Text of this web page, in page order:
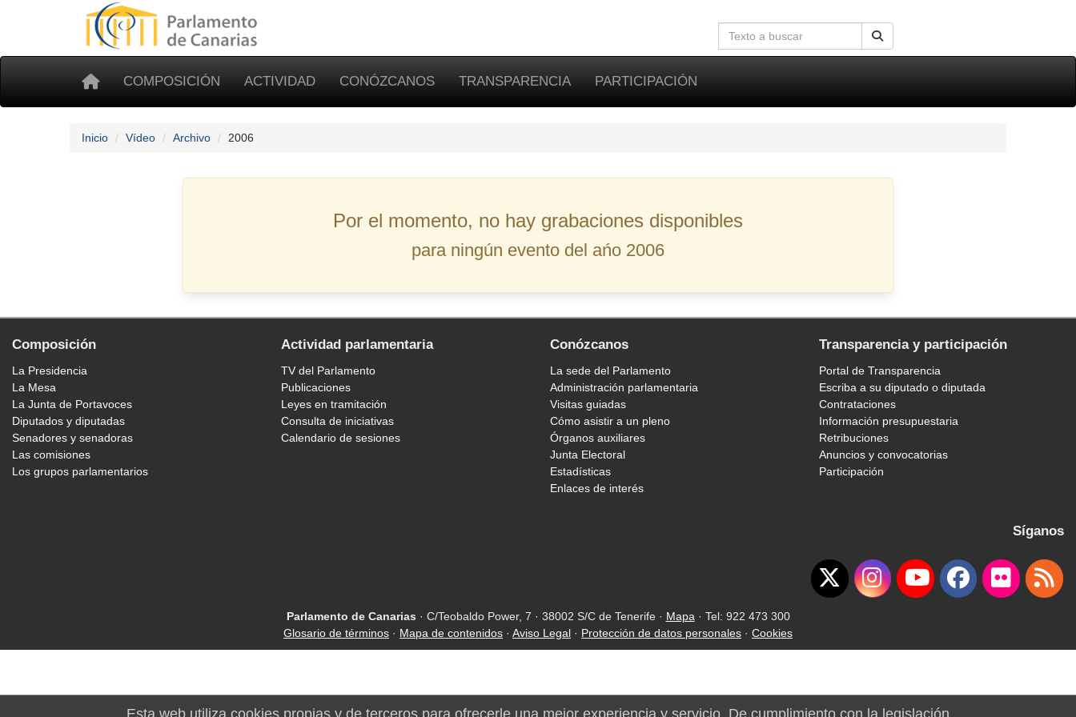
COMPOSICIÓN ACTIVIDAD CONÓZCANOS TRANSPARENCIA PARTICIPACIÓN
Inicio Vídeo Archivo 2006
Por el momento, no hay grabaciones disponibles
para ningún evento del ańo 2006
Composición
La Presidencia
La Mesa
La Junta de Portavoces
Diputados y diputadas
Senadores y senadoras
Las comisiones
Los grupos parlamentarios
Actividad parlamentaria
TV del Parlamento
Publicaciones
Leyes en tramitación
Consulta de iniciativas
Calendario de sesiones
Conózcanos
La sede del Parlamento
Administración parlamentaria
Visitas guiadas
Cómo asistir a un pleno
Órganos auxiliares
Junta Electoral
Estadísticas
Enlaces de interés
Transparencia y participación
Portal de Transparencia
Escriba a su diputado o diputada
Contrataciones
Información presupuestaria
Retribuciones
Anuncios y convocatorias
Participación
Síganos
Parlamento de Canarias · C/Teobaldo Power, 7 · 38002 S/C de Tenerife · Mapa · Tel: 922 473 300
Glosario de términos · Mapa de contenidos · Aviso Legal · Protección de datos personales · Cookies
Esta web utiliza cookies propias y de terceros para ofrecerle una mejor experiencia y servicio. De cumplimiento con la legislación